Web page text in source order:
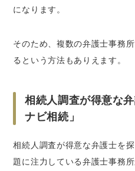
になります。
そのため、複数の弁護士事務
るという方法もありえます。
相続人調査が得意な
ナビ相続」
相続人調査が得意な弁護士を
題に注力している弁護士事務